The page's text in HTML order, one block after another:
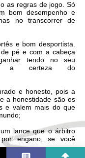
as regras de jogo. Só
bom desempenho e
no transcorrer de
e bom desportista.
pé e com a cabeça
tendo no seu
a certeza do
e honesto, pois a
a honestidade são os
e valem mais do que
lance que o árbitro
engano, se você